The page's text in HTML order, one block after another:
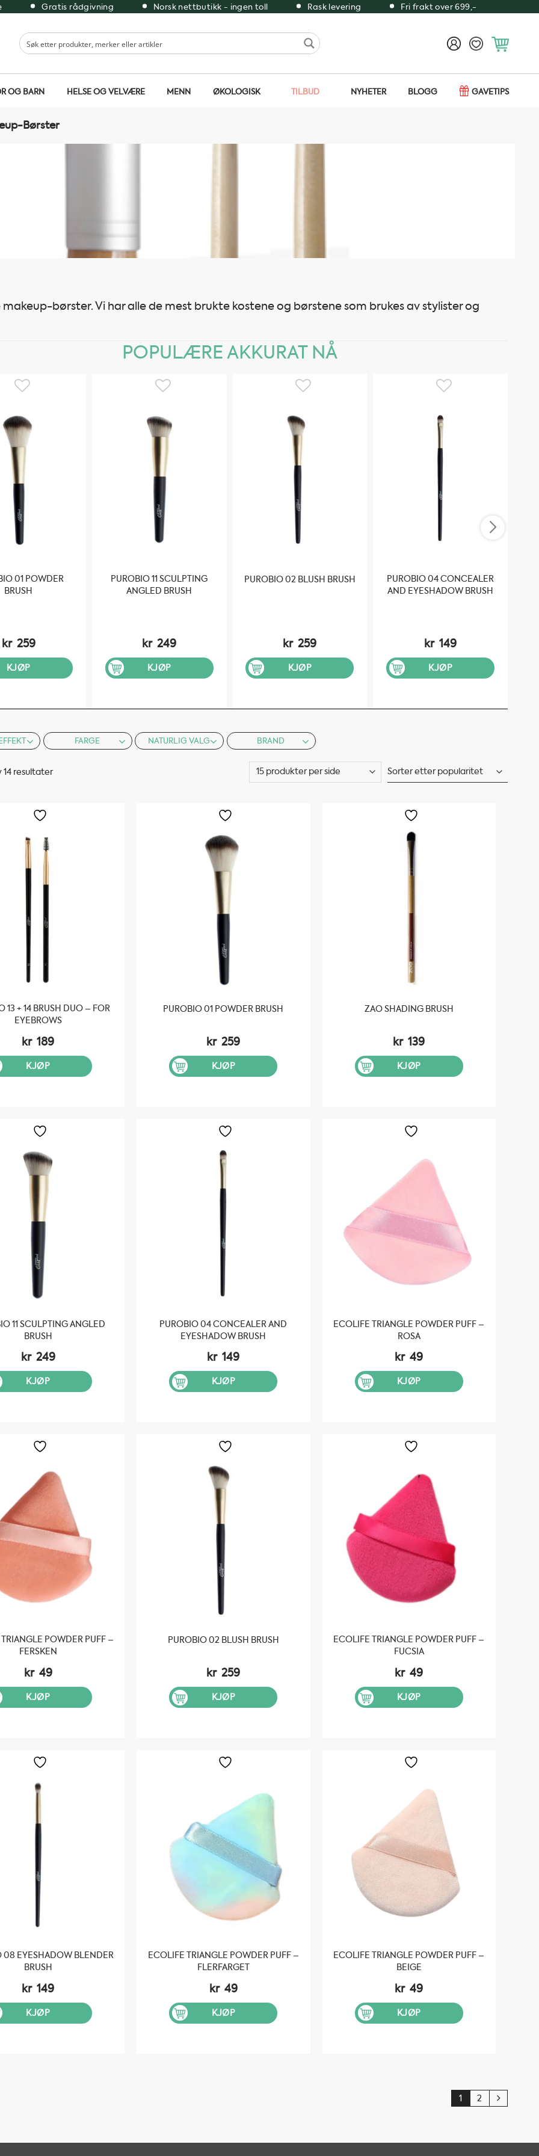
Gratis rådgivning Norsk nettbutikk - ingen toll Rask levering Fri frakt over 699,-
OG BARN HELSE OG VELVÆRE MENN ØKOLOGISK TILBUD NYHETER BLOGG GAVETIPS
Børster
børster. Vi har alle de mest brukte kostene og børstene som brukes av stylister og
POPULÆRE AKKURAT NÅ
01 POWDER
BRUSH
kr 259
KJØP
PUROBIO 11 SCULPTING
ANGLED BRUSH
kr 249
KJØP
PUROBIO 02 BLUSH BRUSH
kr 259
KJØP
PUROBIO 04 CONCEALER
AND EYESHADOW BRUSH
kr 149
KJØP
FARGE NATURLIG VALG BRAND
14 resultater
13 + 14 BRUSH DUO – FOR
EYEBROWS
kr 189
KJØP
PUROBIO 01 POWDER BRUSH
kr 259
KJØP
ZAO SHADING BRUSH
kr 139
KJØP
11 SCULPTING ANGLED
BRUSH
kr 249
KJØP
PUROBIO 04 CONCEALER AND
EYESHADOW BRUSH
kr 149
KJØP
ECOLIFE TRIANGLE POWDER PUFF –
ROSA
kr 49
KJØP
POWDER PUFF –
FERSKEN
kr 49
KJØP
PUROBIO 02 BLUSH BRUSH
kr 259
KJØP
ECOLIFE TRIANGLE POWDER PUFF –
FUCSIA
kr 49
KJØP
08 EYESHADOW BLENDER
BRUSH
kr 149
KJØP
ECOLIFE TRIANGLE POWDER PUFF –
FLERFARGET
kr 49
KJØP
ECOLIFE TRIANGLE POWDER PUFF –
BEIGE
kr 49
KJØP
1 2